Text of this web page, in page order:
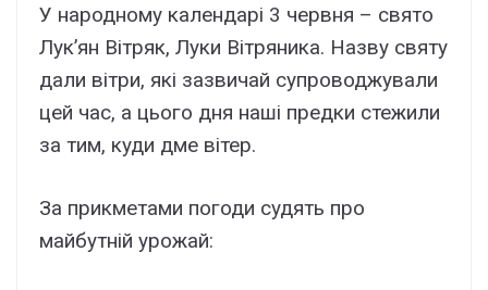
У народному календарі 3 червня – свято
Лук’ян Вітряк, Луки Вітряника. Назву святу
дали вітри, які зазвичай супроводжували
цей час, а цього дня наші предки стежили
за тим, куди дме вітер.
За прикметами погоди судять про
майбутній урожай: